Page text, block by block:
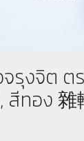
รุงจิต ต
ทอง 雜